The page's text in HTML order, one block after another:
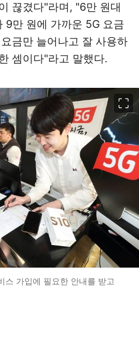
끊겼다"라며, "6만 원대
9만 원에 가까운 5G 요금
금만 늘어나고 잘 사용하
셈이다"라고 말했다.
스 가입에 필요한 안내를 받고